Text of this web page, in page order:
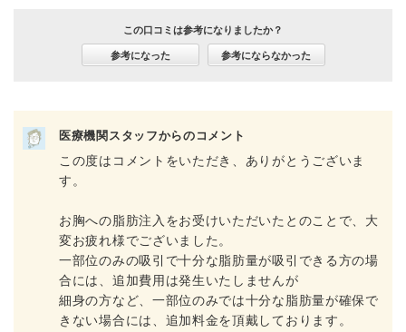
この口コミは参考になりましたか？
参考になった 参考にならなかった
医療機関スタッフからのコメント
この度はコメントをいただき、ありがとうございま
す。
お胸への脂肪注入をお受けいただいたとのことで、大
変お疲れ様でございました。
一部位のみの吸引で十分な脂肪量が吸引できる方の場
合には、追加費用は発生いたしませんが
細身の方など、一部位のみでは十分な脂肪量が確保で
きない場合には、追加料金を頂戴しております。